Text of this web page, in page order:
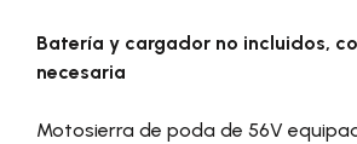
Batería y cargador no incluidos,
necesaria
Motosierra de poda de 56V